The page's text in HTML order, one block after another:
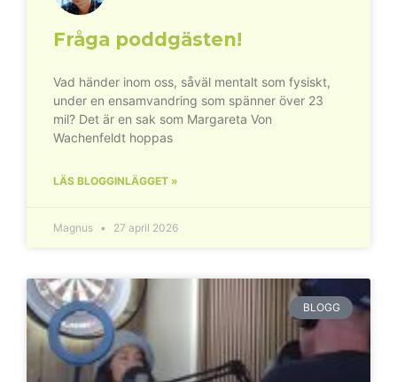
Fråga poddgästen!
Vad händer inom oss, såväl mentalt som fysiskt,
under en ensamvandring som spänner över 23
mil? Det är en sak som Margareta Von
Wachenfeldt hoppas
LÄS BLOGGINLÄGGET »
Magnus 27 april 2026
BLOGG